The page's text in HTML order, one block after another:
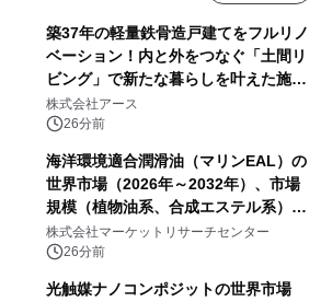
築37年の軽量鉄骨造戸建てをフルリノ
ベーション！内と外をつなぐ「土間リ
ビング」で新たな暮らしを叶えた施工
事例を株式会社アースが公開
株式会社アース
26分前
海洋環境適合潤滑油（マリンEAL）の
世界市場（2026年～2032年）、市場
規模（植物油系、合成エステル系）・
分析レポートを発表
株式会社マーケットリサーチセンター
26分前
光触媒ナノコンポジットの世界市場